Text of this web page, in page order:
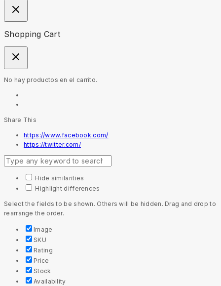
Shopping Cart
No hay productos en el carrito.
Share This
https://www.facebook.com/
https://twitter.com/
Hide similarities
Highlight differences
Select the fields to be shown. Others will be hidden. Drag and drop to
rearrange the order.
Image
SKU
Rating
Price
Stock
Availability